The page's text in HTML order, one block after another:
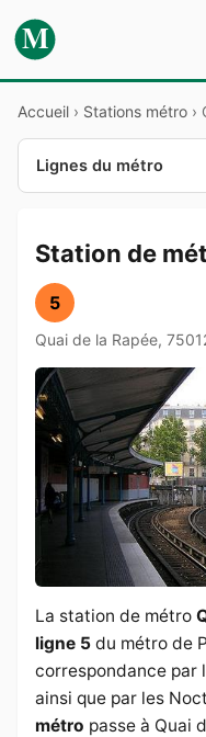
M
Accueil › Stations métro ›
Lignes du métro
Station de
5
Quai de la Rapée,
La station de métro
ligne 5 du métro de
correspondance par
ainsi que par les
métro passe à Quai